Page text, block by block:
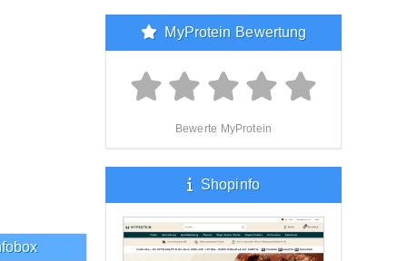
MyProtein Bewertung
Bewerte MyProtein
Shopinfo